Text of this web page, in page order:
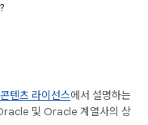
콘텐츠 라이선스에서 설명하는
및 Oracle 계열사의 상